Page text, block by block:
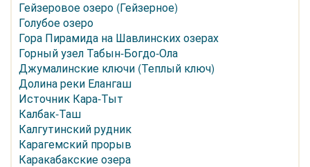
Гейзеровое озеро (Гейзерное)
Голубое озеро
Гора Пирамида на Шавлинских озерах
Горный узел Табын-Богдо-Ола
Джумалинские ключи (Теплый ключ)
Долина реки Елангаш
Источник Кара-Тыт
Калбак-Таш
Калгутинский рудник
Карагемский прорыв
Каракабакские озера